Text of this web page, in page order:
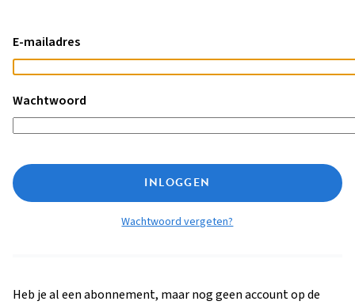
E-mailadres
Wachtwoord
INLOGGEN
Wachtwoord vergeten?
Heb je al een abonnement, maar nog geen account op de